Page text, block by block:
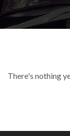
There's nothing